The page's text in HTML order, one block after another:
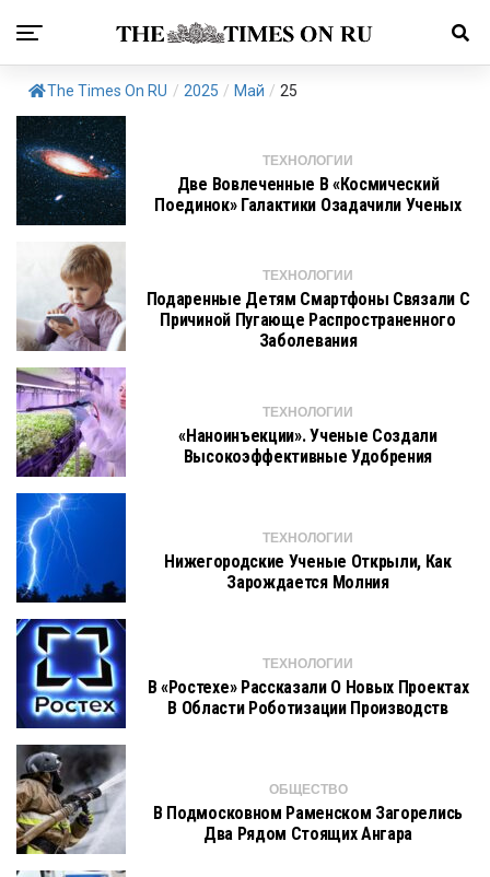
The Times On RU / 2025 / Май / 25
ТЕХНОЛОГИИ
Две Вовлеченные В «космический
Поединок» Галактики Озадачили Ученых
ТЕХНОЛОГИИ
Подаренные Детям Смартфоны Связали С
Причиной Пугающе Распространенного
Заболевания
ТЕХНОЛОГИИ
«Наноинъекции». Ученые Создали
Высокоэффективные Удобрения
ТЕХНОЛОГИИ
Нижегородские Ученые Открыли, Как
Зарождается Молния
ТЕХНОЛОГИИ
В «Ростехе» Рассказали О Новых Проектах
В Области Роботизации Производств
ОБЩЕСТВО
В Подмосковном Раменском Загорелись
Два Рядом Стоящих Ангара